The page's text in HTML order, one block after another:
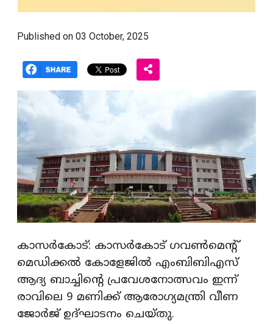
Published on 03 October, 2025
കാസര്‍കോട്: കാസര്‍കോട് ഗവണ്‍മെന്റ്
മെഡിക്കല്‍ കോളേജില്‍ എംബിബിഎസ്
ആദ്യ ബാച്ചിന്റെ പ്രവേശനോത്സവം ഇന്ന്
രാവിലെ 9 മണിക്ക് ആരോഗ്യമന്ത്രി വീണ
ജോര്‍ജ് ഉദ്ഘാടനം ചെയ്തു.